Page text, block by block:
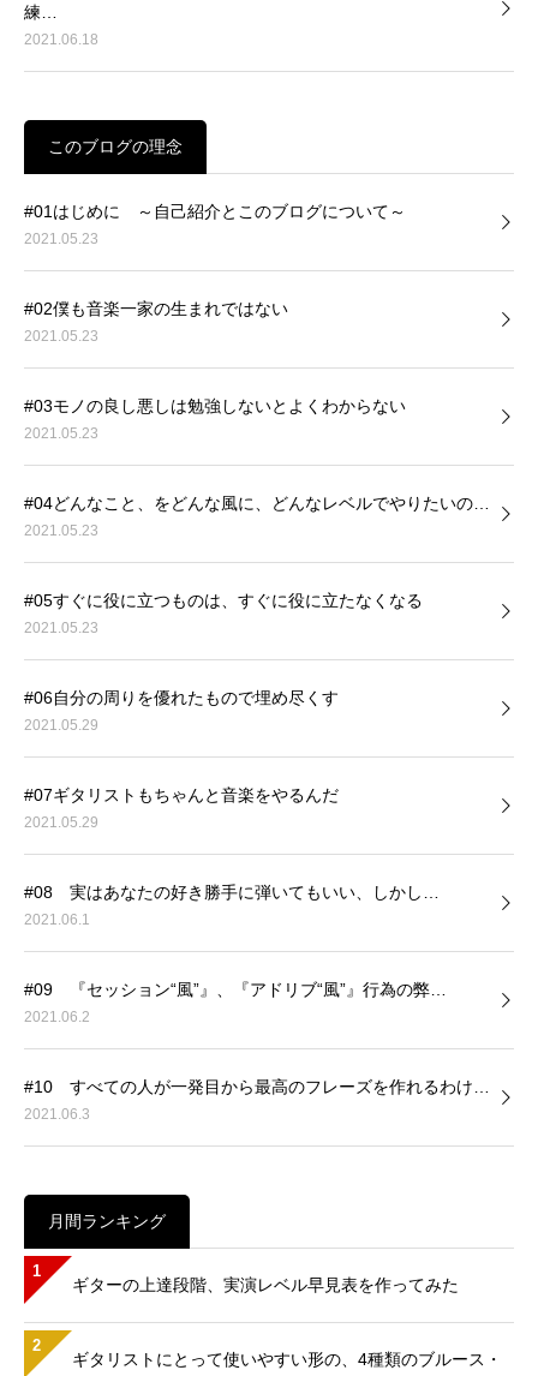
練…
2021.06.18
このブログの理念
#01はじめに ～自己紹介とこのブログについて～
2021.05.23
#02僕も音楽一家の生まれではない
2021.05.23
#03モノの良し悪しは勉強しないとよくわからない
2021.05.23
#04どんなこと、をどんな風に、どんなレベルでやりたいの…
2021.05.23
#05すぐに役に立つものは、すぐに役に立たなくなる
2021.05.23
#06自分の周りを優れたもので埋め尽くす
2021.05.29
#07ギタリストもちゃんと音楽をやるんだ
2021.05.29
#08 実はあなたの好き勝手に弾いてもいい、しかし…
2021.06.1
#09 『セッション“風”』、『アドリブ“風”』行為の弊…
2021.06.2
#10 すべての人が一発目から最高のフレーズを作れるわけ…
2021.06.3
月間ランキング
1
ギターの上達段階、実演レベル早見表を作ってみた
2
ギタリストにとって使いやすい形の、4種類のブルース・